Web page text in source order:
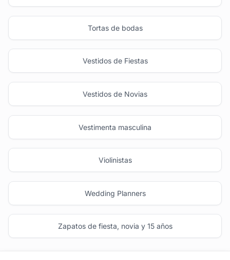
Tortas de bodas
Vestidos de Fiestas
Vestidos de Novias
Vestimenta masculina
Violinistas
Wedding Planners
Zapatos de fiesta, novia y 15 años